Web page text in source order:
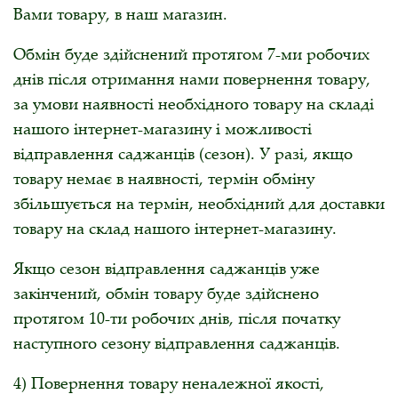
Вами товару, в наш магазин.
Обмін буде здійснений протягом 7-ми робочих
днів після отримання нами повернення товару,
за умови наявності необхідного товару на складі
нашого інтернет-магазину і можливості
відправлення саджанців (сезон). У разі, якщо
товару немає в наявності, термін обміну
збільшується на термін, необхідний для доставки
товару на склад нашого інтернет-магазину.
Якщо сезон відправлення саджанців уже
закінчений, обмін товару буде здійснено
протягом 10-ти робочих днів, після початку
наступного сезону відправлення саджанців.
4) Повернення товару неналежної якості,